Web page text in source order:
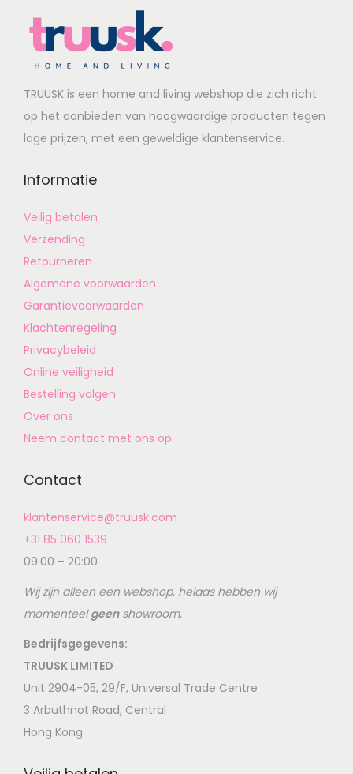
TRUUSK is een home and living webshop die zich richt
op het aanbieden van hoogwaardige producten tegen
lage prijzen, met een geweldige klantenservice.
Informatie
Veilig betalen
Verzending
Retourneren
Algemene voorwaarden
Garantievoorwaarden
Klachtenregeling
Privacybeleid
Online veiligheid
Bestelling volgen
Over ons
Neem contact met ons op
Contact
klantenservice@truusk.com
+31 85 060 1539
09:00 – 20:00
Wij zijn alleen een webshop, helaas hebben wij
momenteelgeenshowroom.
Bedrijfsgegevens:
TRUUSK LIMITED
Unit 2904-05, 29/F, Universal Trade Centre
3 Arbuthnot Road, Central
Hong Kong